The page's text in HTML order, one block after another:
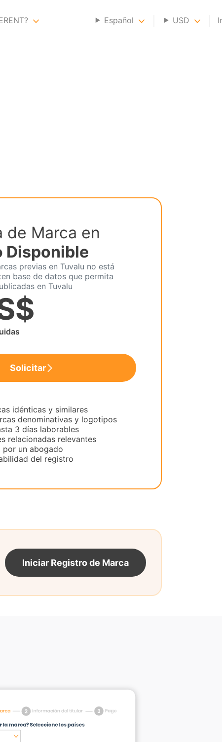
Español USD
de Marca en
Disponible
previas en Tuvalu no está
base de datos que permita
en Tuvalu
Solicitar
idénticas y similares
denominativas y logotipos
3 días laborables
relacionadas relevantes
por un abogado
del registro
Iniciar Registro de Marca